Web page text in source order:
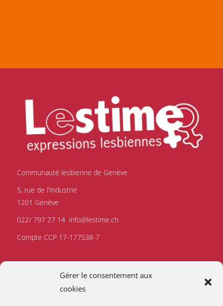
Gérer le consentement aux
cookies
Communauté lesbienne de Genève
5, rue de l’Industrie
1201 Genève
022/ 797 27 14 info@lestime.ch
Compte CCP 17-177538-7